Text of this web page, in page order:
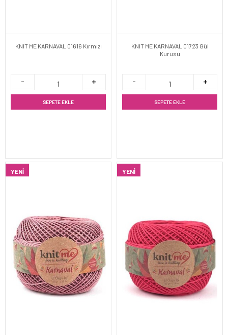
KNIT ME KARNAVAL 01616 Kırmızı
SEPETE EKLE
KNIT ME KARNAVAL 01723 Gül
Kurusu
SEPETE EKLE
YENI YENI